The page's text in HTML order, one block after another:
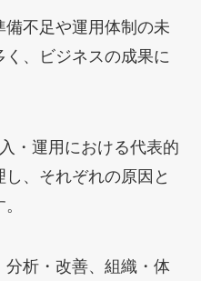
不足や運用体制の未
、ビジネスの成果に
・運用における代表的
、それぞれの原因と
析・改善、組織・体